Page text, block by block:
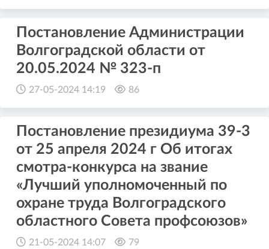
Постановление Администрации
Волгоградской области от
20.05.2024 № 323-п
27-05-2024 14:19 86
Постановление президиума 39-3
от 25 апреля 2024 г Об итогах
смотра-конкурса на звание
«Лучший уполномоченный по
охране труда Волгоградского
областного Совета профсоюзов»
21-05-2024 14:07 79